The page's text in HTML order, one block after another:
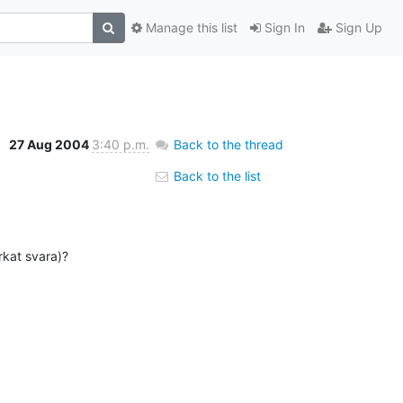
Sign In Sign Up
Manage this list
27 Aug 2004 3:40 p.m.
svara)?
Back to the thread
Back to the list